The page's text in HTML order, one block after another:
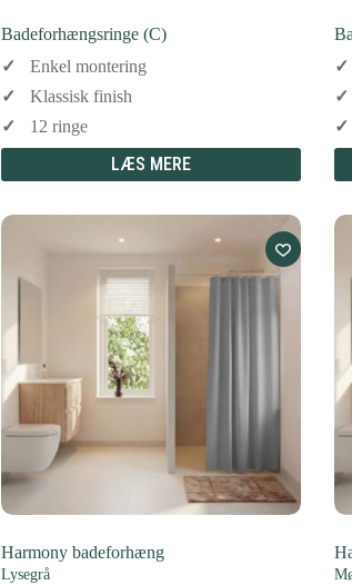
Badeforhængsringe (C)
Enkel montering
Klassisk finish
12 ringe
LÆS MERE
Harmony badeforhæng
Lysegrå